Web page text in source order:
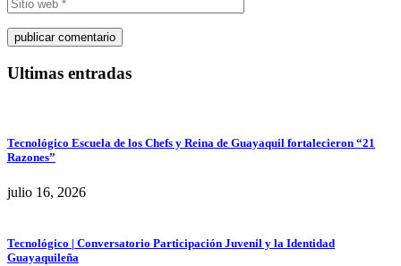
Ultimas entradas
Tecnológico Escuela de los Chefs y Reina de Guayaquil fortalecieron “21
Razones”
julio 16, 2026
Tecnológico | Conversatorio Participación Juvenil y la Identidad
Guayaquileña